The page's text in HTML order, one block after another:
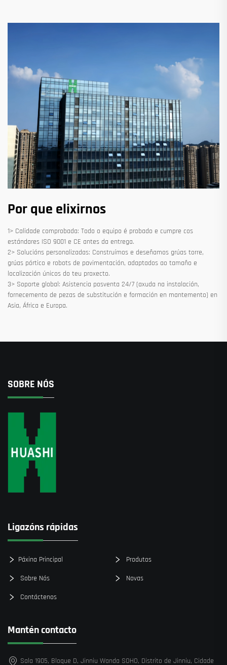
Por que elixirnos
1> Calidade comprobada: Todo o equipo é probado e cumpre cos
estándares ISO 9001 e CE antes da entrega.
2> Solucións personalizadas: Construímos e deseñamos grúas torre,
grúas pórtico e robots de pavimentación, adaptados ao tamaño e
localización únicos do teu proxecto.
3> Soporte global: Asistencia posventa 24/7 (axuda na instalación,
fornecemento de pezas de substitución e formación en mantemento) en
Asia, África e Europa.
SOBRE NÓS
Ligazóns rápidas
Páxina Principal Produtos
Sobre Nós Novas
Contáctenos
Mantén contacto
Sala 1905, Bloque D, Jinniu Wanda SOHO, Distrito de Jinniu, Cidade